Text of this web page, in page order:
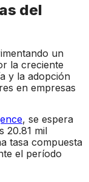
del
un
la creciente
y la adopción
en empresas
, se espera
20.81 mil
tasa compuesta
el período